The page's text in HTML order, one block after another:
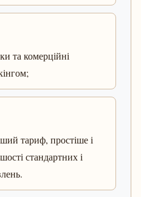
та комерційні
тариф, простіше і
стандартних і